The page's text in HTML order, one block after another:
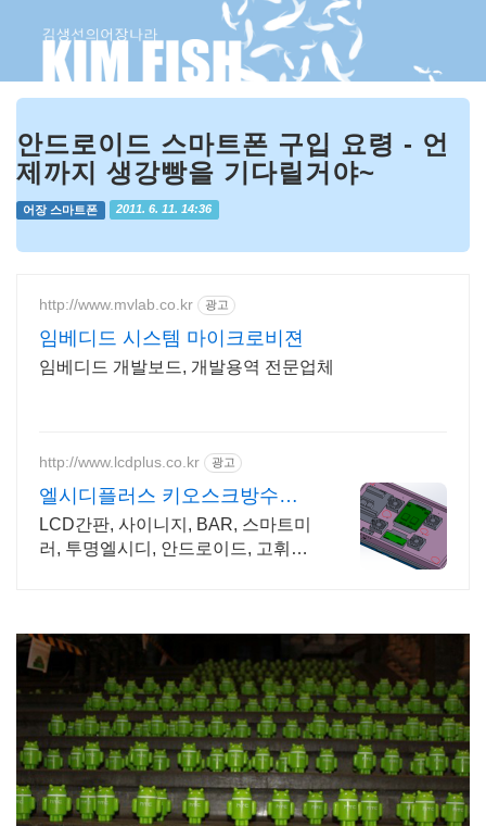
안드로이드 스마트폰 구입 요령 - 언
제까지 생강빵을 기다릴거야~
어장 스마트폰 2011. 6. 11. 14:36
http://www.mvlab.co.kr 광고
임베디드 시스템 마이크로비젼
임베디드 개발보드, 개발용역 전문업체
http://www.lcdplus.co.kr 광고
엘시디플러스 키오스크방수함
체
LCD간판, 사이니지, BAR, 스마트미
러, 투명엘시디, 안드로이드, 고휘도